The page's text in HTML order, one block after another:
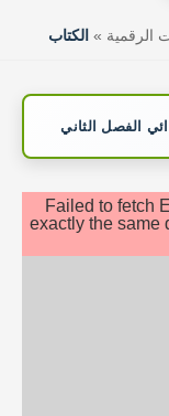
الرقمية » الكتاب
الفصل الثاني
Failed to fetch
exactly the same